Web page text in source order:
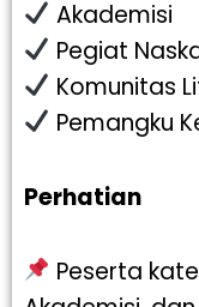
Akademisi
Pegiat
Komunitas
Pemangku
Perhatian
Peserta